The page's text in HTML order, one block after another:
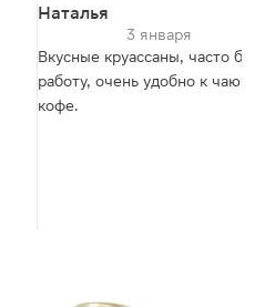
Наталья
3 января
Вкусные круассаны, часто
работу, очень удобно к чаю
кофе.